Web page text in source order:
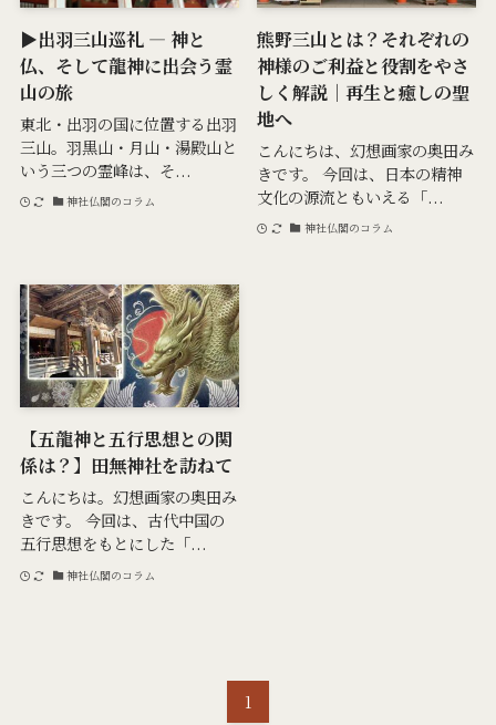
▶出羽三山巡礼 ― 神と
仏、そして龍神に出会う霊
山の旅
東北・出羽の国に位置する出羽
三山。羽黒山・月山・湯殿山と
いう三つの霊峰は、そ...
神社仏閣のコラム
熊野三山とは？それぞれの
神様のご利益と役割をやさ
しく解説｜再生と癒しの聖
地へ
こんにちは、幻想画家の奥田み
きです。 今回は、日本の精神
文化の源流ともいえる「...
神社仏閣のコラム
【五龍神と五行思想との関
係は？】田無神社を訪ねて
こんにちは。幻想画家の奥田み
きです。 今回は、古代中国の
五行思想をもとにした「...
神社仏閣のコラム
1